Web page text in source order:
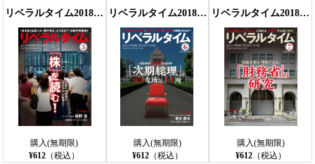
リベラルタイム2018年5月号
購入(無期限)
¥612 （税込）
リベラルタイム2018年6月号
購入(無期限)
¥612（税込）
リベラルタイム2018年7月号
購入(無期限)
¥612（税込）